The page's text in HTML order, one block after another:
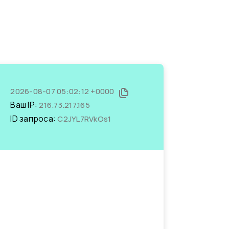
2026-08-07 05:02:12 +0000
Ваш IP:216.73.217.165
ID запроса:C2JYL7RVkOs1